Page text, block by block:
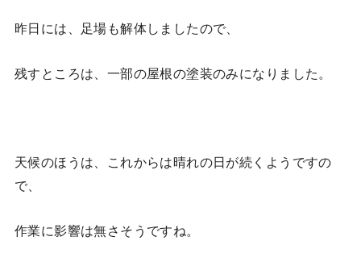
昨日には、足場も解体しましたので、
残すところは、一部の屋根の塗装のみになりました。
天候のほうは、これからは晴れの日が続くようですの
で、
作業に影響は無さそうですね。